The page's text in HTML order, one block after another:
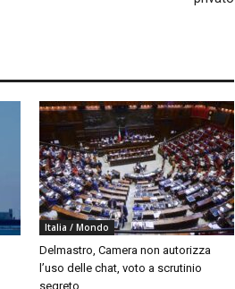
Italia / Mondo
Delmastro, Camera non autorizza
l’uso delle chat, voto a scrutinio
segreto